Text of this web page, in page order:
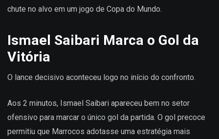
chute no alvo em um jogo de Copa do Mundo.
Ismael Saibari Marca o Gol da
Vitória
O lance decisivo aconteceu logo no início do confronto.
Aos 2 minutos, Ismael Saibari apareceu bem no setor
ofensivo para marcar o único gol da partida. O gol precoce
permitiu que Marrocos adotasse uma estratégia mais